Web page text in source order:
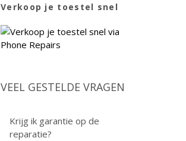
Verkoop je toestel snel
VEEL GESTELDE VRAGEN
Krijg ik garantie op de
reparatie?